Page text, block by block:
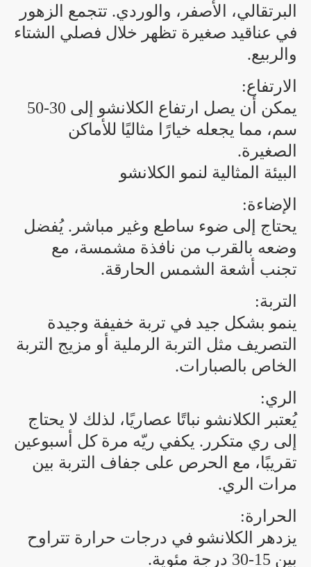
البرتقالي، الأصفر، والوردي. تتجمع الزهور
في عناقيد صغيرة تظهر خلال فصلي الشتاء
والربيع.
الارتفاع:
يمكن أن يصل ارتفاع الكلانشو إلى 30-50
سم، مما يجعله خيارًا مثاليًا للأماكن
الصغيرة.
البيئة المثالية لنمو الكلانشو
الإضاءة:
يحتاج إلى ضوء ساطع وغير مباشر. يُفضل
وضعه بالقرب من نافذة مشمسة، مع
تجنب أشعة الشمس الحارقة.
التربة:
ينمو بشكل جيد في تربة خفيفة وجيدة
التصريف مثل التربة الرملية أو مزيج التربة
الخاص بالصبارات.
الري:
يُعتبر الكلانشو نباتًا عصاريًا، لذلك لا يحتاج
إلى ري متكرر. يكفي ريّه مرة كل أسبوعين
تقريبًا، مع الحرص على جفاف التربة بين
مرات الري.
الحرارة:
يزدهر الكلانشو في درجات حرارة تتراوح
بين 15-30 درجة مئوية.